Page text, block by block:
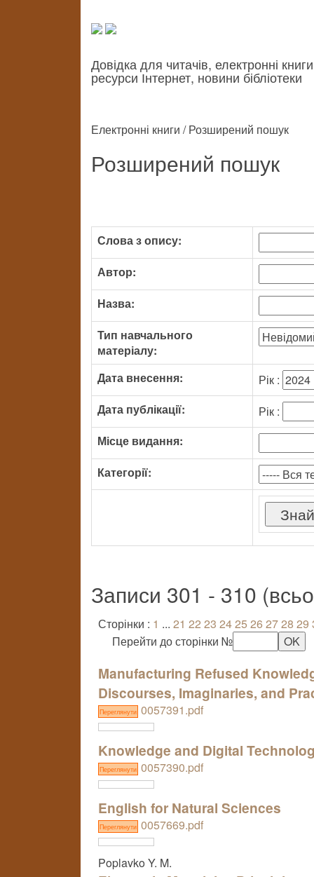
Довідка для читачів, електронні
ресурси Інтернет, новини бібліотеки
Електронні книги / Розширений пошук
Розширений пошук
Слова з опису:
Автор:
Назва:
Тип навчального
матеріалу:
Дата внесення:
Рік :
Дата публікації:
Рік :
Місце видання:
Категорії:
Записи 301 - 310
Сторінки : 1 ... 21 22 23 2425 26 2728 29
Перейти до сторінки №
Manufacturing Refused
Discourses, Imaginaries, and
Переглянути 0057391.pdf
Knowledge and Digital
Переглянути 0057390.pdf
English for Natural Sciences
Переглянути 0057669.pdf
Poplavko Y. M.